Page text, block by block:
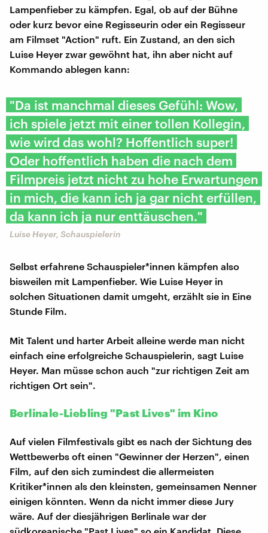
Lampenfieber zu kämpfen. Egal, ob auf der Bühne
oder kurz bevor eine Regisseurin oder ein Regisseur
am Filmset "Action" ruft. Ein Zustand, an den sich
Luise Heyer zwar gewöhnt hat, ihn aber nicht auf
Kommando ablegen kann:
"Da ist manchmal dieses Gefühl: Wow,
ich spiele jetzt mit einer tollen Kollegin,
wie wird das wohl? Hoffentlich super!
Oder hoffentlich haben die nach dem
Filmpreis jetzt nicht zu hohe Erwartungen
in mich, die kann ich ja gar nicht erfüllen,
da kann ich ja nur enttäuschen."
Luise Heyer, Schauspielerin
Selbst erfahrene Schauspieler*innen kämpfen also
bisweilen mit Lampenfieber. Wie Luise Heyer in
solchen Situationen damit umgeht, erzählt sie in Eine
Stunde Film.
Mit Talent und harter Arbeit alleine werde man nicht
einfach eine erfolgreiche Schauspielerin, sagt Luise
Heyer. Man müsse schon auch "zur richtigen Zeit am
richtigen Ort sein".
Berlinale-Liebling "Past Lives" im Kino
Auf vielen Filmfestivals gibt es nach der Sichtung des
Wettbewerbs oft einen "Gewinner der Herzen", einen
Film, auf den sich zumindest die allermeisten
Kritiker*innen als den kleinsten, gemeinsamen Nenner
einigen könnten. Wenn da nicht immer diese Jury
wäre. Auf der diesjährigen Berlinale war der